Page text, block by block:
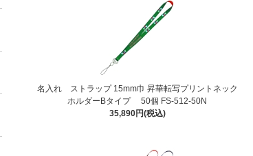
名入れ ストラップ 15mm巾 昇華転写プリントネック
ホルダーBタイプ 50個 FS-512-50N
35,890円(税込)